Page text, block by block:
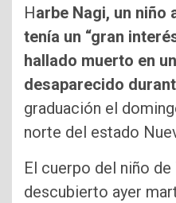
Harbe Nagi, un niño
tenía un “gran
hallado muerto en
desaparecido
graduación el
norte del estado
El cuerpo del niño de
descubierto ayer